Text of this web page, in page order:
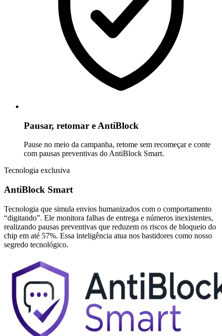
Pausar, retomar e AntiBlock
Pause no meio da campanha, retome sem recomeçar e conte
com pausas preventivas do AntiBlock Smart.
Tecnologia exclusiva
AntiBlock Smart
Tecnologia que simula envios humanizados com o comportamento
“digitando”. Ele monitora falhas de entrega e números inexistentes,
realizando pausas preventivas que reduzem os riscos de bloqueio do
chip em até 57%. Essa inteligência atua nos bastidores como nosso
segredo tecnológico.